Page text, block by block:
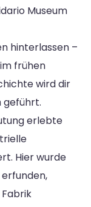
Museum
hinterlassen –
frühen
wird dir
geführt.
erlebte
Hier wurde